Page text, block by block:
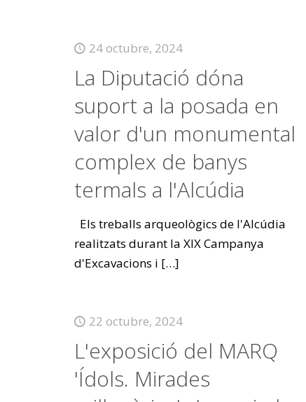
24 octubre, 2024
La Diputació dóna
suport a la posada en
valor d'un monumental
complex de banys
termals a l'Alcúdia
Els treballs arqueològics de l'Alcúdia
realitzats durant la XIX Campanya
d'Excavacions i […]
22 octubre, 2024
L'exposició del MARQ
'Ídols. Mirades